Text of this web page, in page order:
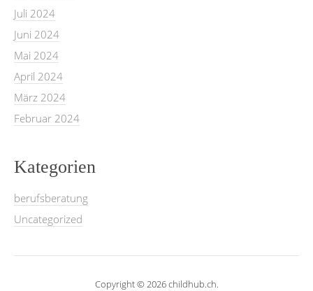
Juli 2024
Juni 2024
Mai 2024
April 2024
März 2024
Februar 2024
Kategorien
berufsberatung
Uncategorized
Copyright © 2026 childhub.ch.